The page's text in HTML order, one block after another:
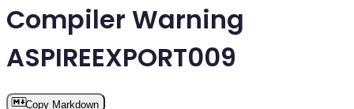
Compiler Warning
ASPIREEXPORT009
Copy Markdown